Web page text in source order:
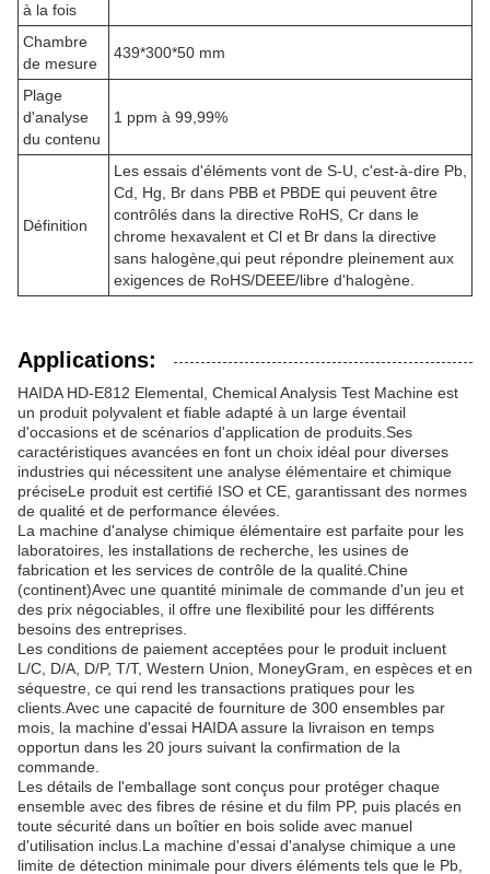
à la fois
Chambre
de mesure
439*300*50 mm
Plage
d'analyse
du contenu
1 ppm à 99,99%
Définition
Les essais d'éléments vont de S-U, c'est-à-dire Pb,
Cd, Hg, Br dans PBB et PBDE qui peuvent être
contrôlés dans la directive RoHS, Cr dans le
chrome hexavalent et Cl et Br dans la directive
sans halogène,qui peut répondre pleinement aux
exigences de RoHS/DEEE/libre d'halogène.
Applications:
HAIDA HD-E812 Elemental, Chemical Analysis Test Machine est
un produit polyvalent et fiable adapté à un large éventail
d'occasions et de scénarios d'application de produits.Ses
caractéristiques avancées en font un choix idéal pour diverses
industries qui nécessitent une analyse élémentaire et chimique
préciseLe produit est certifié ISO et CE, garantissant des normes
de qualité et de performance élevées.
La machine d'analyse chimique élémentaire est parfaite pour les
laboratoires, les installations de recherche, les usines de
fabrication et les services de contrôle de la qualité.Chine
(continent)Avec une quantité minimale de commande d'un jeu et
des prix négociables, il offre une flexibilité pour les différents
besoins des entreprises.
Les conditions de paiement acceptées pour le produit incluent
L/C, D/A, D/P, T/T, Western Union, MoneyGram, en espèces et en
séquestre, ce qui rend les transactions pratiques pour les
clients.Avec une capacité de fourniture de 300 ensembles par
mois, la machine d'essai HAIDA assure la livraison en temps
opportun dans les 20 jours suivant la confirmation de la
commande.
Les détails de l'emballage sont conçus pour protéger chaque
ensemble avec des fibres de résine et du film PP, puis placés en
toute sécurité dans un boîtier en bois solide avec manuel
d'utilisation inclus.La machine d'essai d'analyse chimique a une
limite de détection minimale pour divers éléments tels que le Pb,